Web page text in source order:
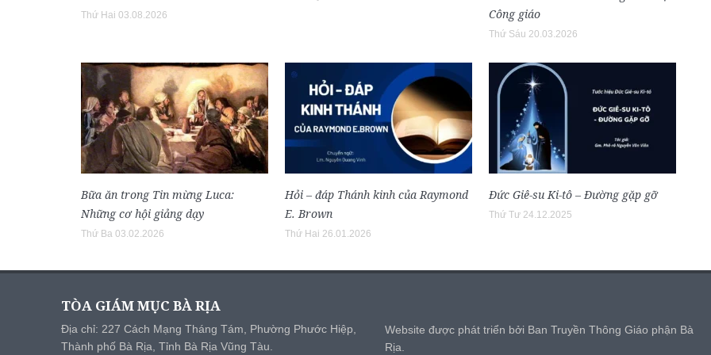
Thứ Hai 03.08.2026
Công giáo
Thứ Sáu 20.03.2026
Bữa ăn trong Tin mừng Luca:
Những cơ hội giảng dạy
Thứ Ba 03.02.2026
Hỏi – đáp Thánh kinh của Raymond
E. Brown
Thứ Hai 26.01.2026
Đức Giê-su Ki-tô – Đường gặp gỡ
Thứ Tư 24.12.2025
TÒA GIÁM MỤC BÀ RỊA
Địa chỉ: 227 Cách Mạng Tháng Tám, Phường Phước Hiệp,
Thành phố Bà Rịa, Tỉnh Bà Rịa Vũng Tàu.
Website được phát triển bởi Ban Truyền Thông Giáo phận Bà
Rịa.